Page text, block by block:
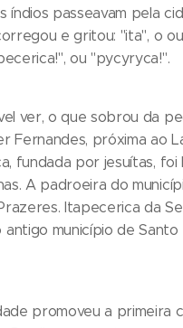
índios passeavam pela
e gritou: "ita", o
ou "pycyryca!".
ver, o que sobrou da
Fernandes, próxima ao
fundada por jesuítas,
A padroeira do
Itapecerica da
antigo município de
promoveu a primeira